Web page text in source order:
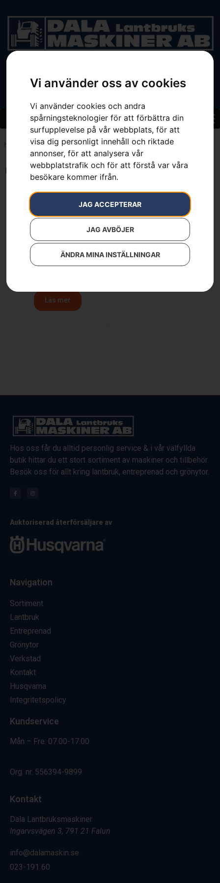
Vi använder oss av cookies
Vi använder cookies och andra
spårningsteknologier för att förbättra din
surfupplevelse på vår webbplats, för att
visa dig personligt innehåll och riktade
annonser, för att analysera vår
webbplatstrafik och för att förstå var våra
besökare kommer ifrån.
JAG ACCEPTERAR
JAG AVBÖJER
ÄNDRA MINA INSTÄLLNINGAR
BEGAGNAT
Hem 7392930759916
Endast ett sökresultat
Husqvarna R 320X AWD
Läs mer
Hos oss får du alltid personlig service & i vår välfyllda
butik hittar du ett stort sortiment av maskiner och tillbehör.
Besök oss för allt kring lantbruk, entreprenad och grönytor.
Auktoriserad återförsäljare av
Navigation
Sortiment
Lantbruk
Entreprenad
Grönytor
Verkstad
Kontakt
Husqvarna
Integritetspolicy
Kundservice
Mån – Fre: 07.00-17.00
Org. nr. 556394-9899
Kontakt
Dala Lantbruksmaskiner
Ingarvsvägen 3, 791 21 Falun
info@dalamaskin.se
023-191 60